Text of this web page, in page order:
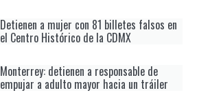
Detienen a mujer con 81 billetes falsos en
el Centro Histórico de la CDMX
Monterrey: detienen a responsable de
empujar a adulto mayor hacia un tráiler